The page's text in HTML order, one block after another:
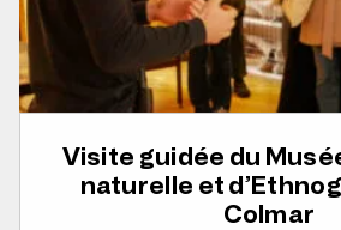
Visite guidée du
naturelle et
Colmar